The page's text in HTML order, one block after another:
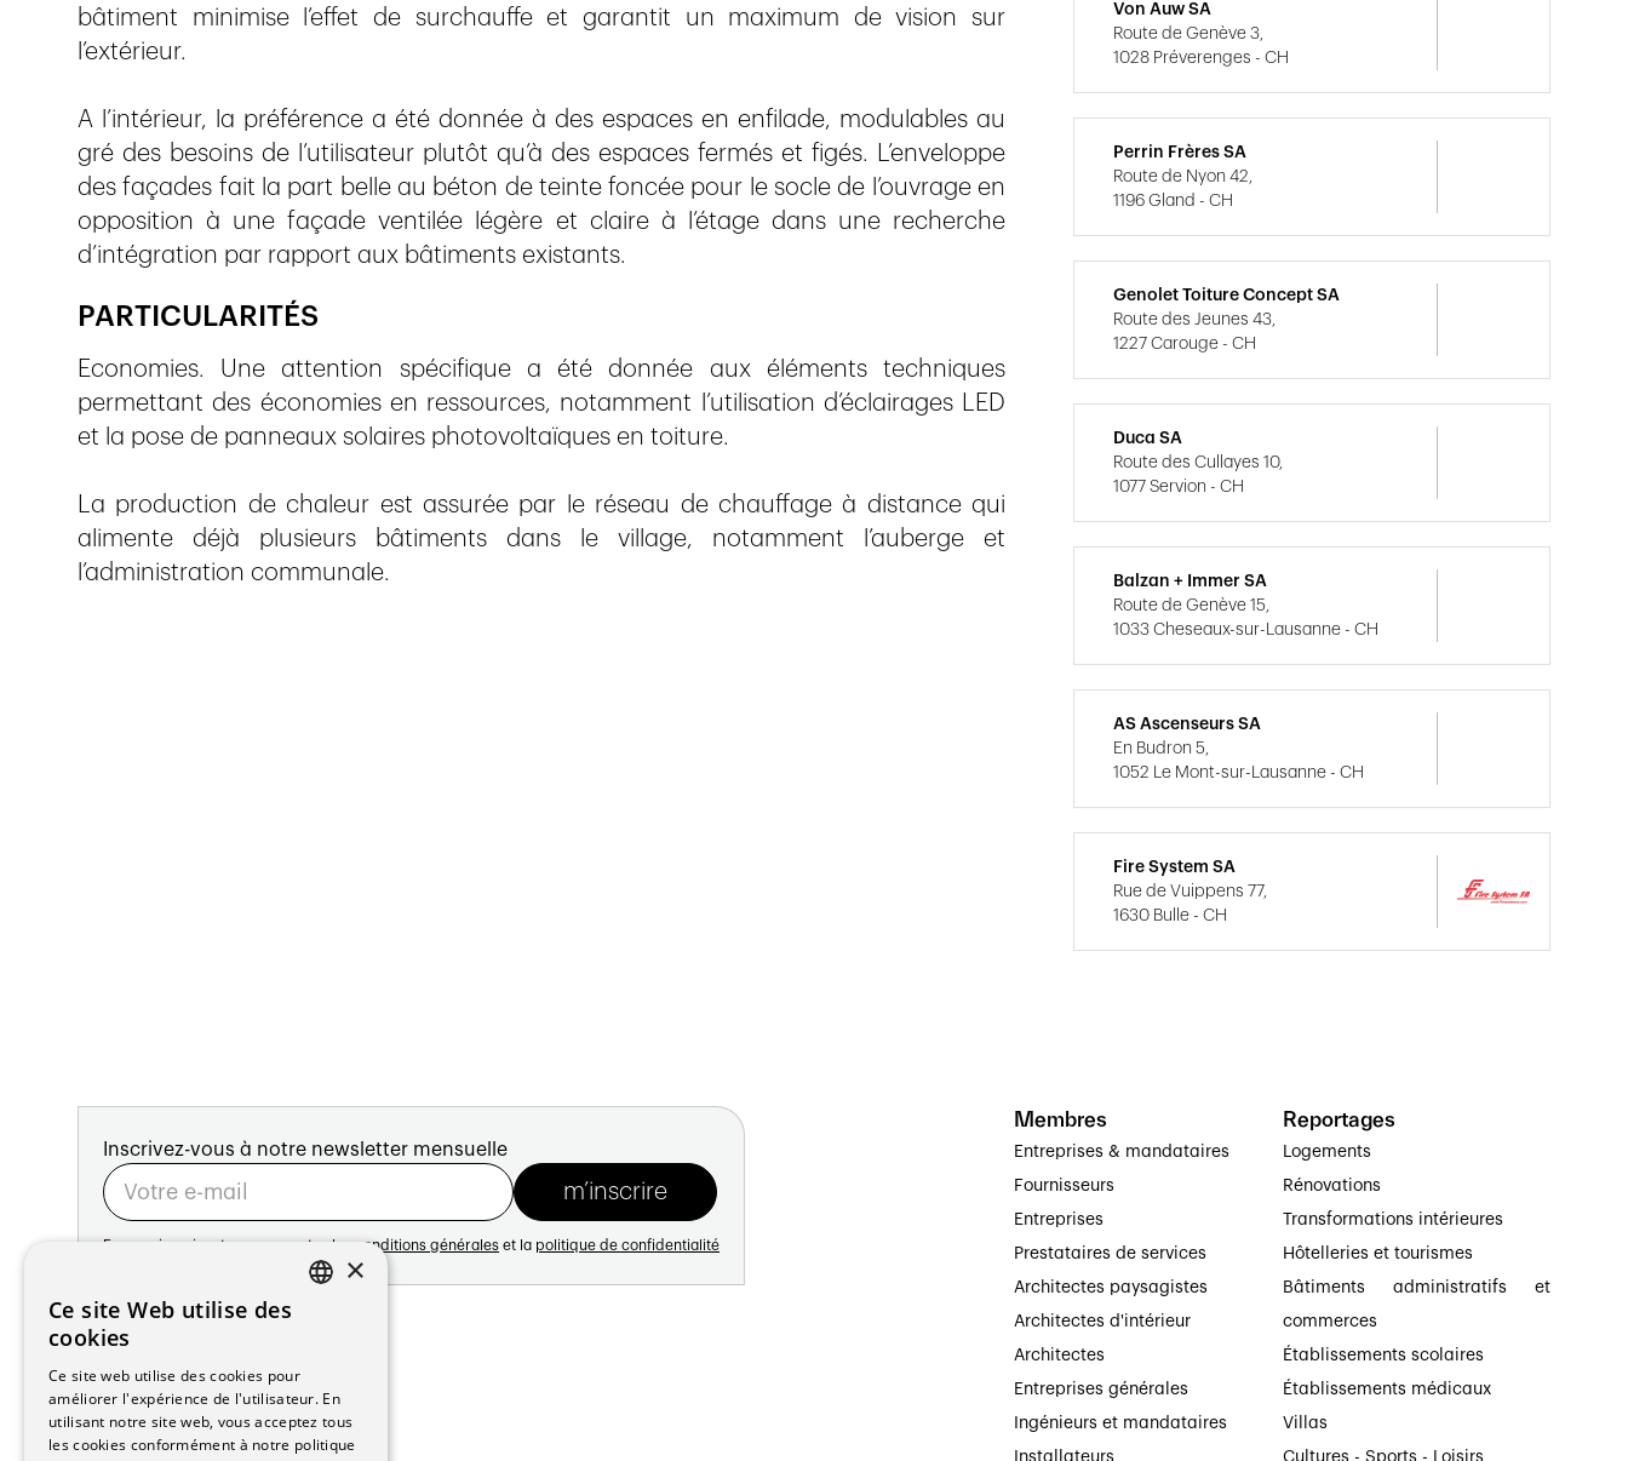
bâtiment minimise l’effet de surchauffe et garantit un maximum de vision sur
l’extérieur.
A l’intérieur, la préférence a été donnée à des espaces en enfilade, modulables au
gré des besoins de l’utilisateur plutôt qu’à des espaces fermés et figés. L’enveloppe
des façades fait la part belle au béton de teinte foncée pour le socle de l’ouvrage en
opposition à une façade ventilée légère et claire à l’étage dans une recherche
d’intégration par rapport aux bâtiments existants.
PARTICULARITÉS
Economies. Une attention spécifique a été donnée aux éléments techniques
permettant des économies en ressources, notamment l’utilisation d’éclairages LED
et la pose de panneaux solaires photovoltaïques en toiture.
La production de chaleur est assurée par le réseau de chauffage à distance qui
alimente déjà plusieurs bâtiments dans le village, notamment l’auberge et
l’administration communale.
Von Auw SA
Route de Genève 3,
1028 Préverenges - CH
Perrin Frères SA
Route de Nyon 42,
1196 Gland - CH
Genolet Toiture Concept SA
Route des Jeunes 43,
1227 Carouge - CH
Duca SA
Route des Cullayes 10,
1077 Servion - CH
Balzan + Immer SA
Route de Genève 15,
1033 Cheseaux-sur-Lausanne - CH
AS Ascenseurs SA
En Budron 5,
1052 Le Mont-sur-Lausanne - CH
Fire System SA
Rue de Vuippens 77,
1630 Bulle - CH
Inscrivez-vous à notre newsletter mensuelle
En vous inscrivant vous acceptez les conditions générales et la politique de confidentialité
Adresse:
Avenue de Longemalle 21
1020 Renens
Suisse
Contact:
Édition: +41 21 635 16 82
Plateforme: +41 21 631 10 50
Membres
Entreprises & mandataires
Fournisseurs
Entreprises
Prestataires de services
Architectes paysagistes
Architectes d'intérieur
Architectes
Entreprises générales
Ingénieurs et mandataires
Installateurs
Reportages
Logements
Rénovations
Transformations intérieures
Hôtelleries et tourismes
Bâtiments administratifs et
commerces
Établissements scolaires
Établissements médicaux
Villas
Cultures - Sports - Loisirs
×
Ce site Web utilise des
cookies
Ce site web utilise des cookies pour
améliorer l'expérience de l'utilisateur. En
utilisant notre site web, vous acceptez tous
les cookies conformément à notre politique